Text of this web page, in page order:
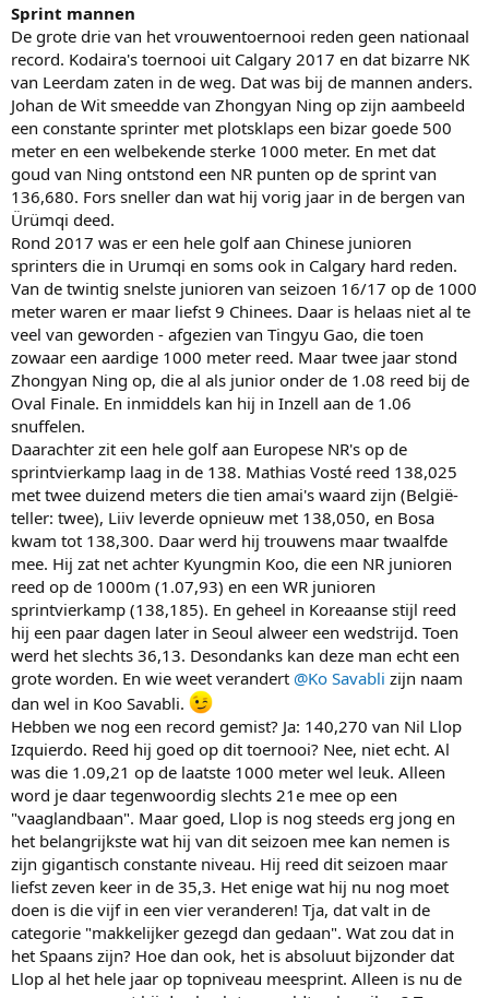
Sprint mannen
De grote drie van het vrouwentoernooi reden geen nationaal
record. Kodaira's toernooi uit Calgary 2017 en dat bizarre NK
van Leerdam zaten in de weg. Dat was bij de mannen anders.
Johan de Wit smeedde van Zhongyan Ning op zijn aambeeld
een constante sprinter met plotsklaps een bizar goede 500
meter en een welbekende sterke 1000 meter. En met dat
goud van Ning ontstond een NR punten op de sprint van
136,680. Fors sneller dan wat hij vorig jaar in de bergen van
Ürümqi deed.
Rond 2017 was er een hele golf aan Chinese junioren
sprinters die in Urumqi en soms ook in Calgary hard reden.
Van de twintig snelste junioren van seizoen 16/17 op de 1000
meter waren er maar liefst 9 Chinees. Daar is helaas niet al te
veel van geworden - afgezien van Tingyu Gao, die toen
zowaar een aardige 1000 meter reed. Maar twee jaar stond
Zhongyan Ning op, die al als junior onder de 1.08 reed bij de
Oval Finale. En inmiddels kan hij in Inzell aan de 1.06
snuffelen.
Daarachter zit een hele golf aan Europese NR's op de
sprintvierkamp laag in de 138. Mathias Vosté reed 138,025
met twee duizend meters die tien amai's waard zijn (België-
teller: twee), Liiv leverde opnieuw met 138,050, en Bosa
kwam tot 138,300. Daar werd hij trouwens maar twaalfde
mee. Hij zat net achter Kyungmin Koo, die een NR junioren
reed op de 1000m (1.07,93) en een WR junioren
sprintvierkamp (138,185). En geheel in Koreaanse stijl reed
hij een paar dagen later in Seoul alweer een wedstrijd. Toen
werd het slechts 36,13. Desondanks kan deze man echt een
grote worden. En wie weet verandert @Ko Savabli zijn naam
dan wel in Koo Savabli.
Hebben we nog een record gemist? Ja: 140,270 van Nil Llop
Izquierdo. Reed hij goed op dit toernooi? Nee, niet echt. Al
was die 1.09,21 op de laatste 1000 meter wel leuk. Alleen
word je daar tegenwoordig slechts 21e mee op een
"vaaglandbaan". Maar goed, Llop is nog steeds erg jong en
het belangrijkste wat hij van dit seizoen mee kan nemen is
zijn gigantisch constante niveau. Hij reed dit seizoen maar
liefst zeven keer in de 35,3. Het enige wat hij nu nog moet
doen is die vijf in een vier veranderen! Tja, dat valt in de
categorie "makkelijker gezegd dan gedaan". Wat zou dat in
het Spaans zijn? Hoe dan ook, het is absoluut bijzonder dat
Llop al het hele jaar op topniveau meesprint. Alleen is nu de